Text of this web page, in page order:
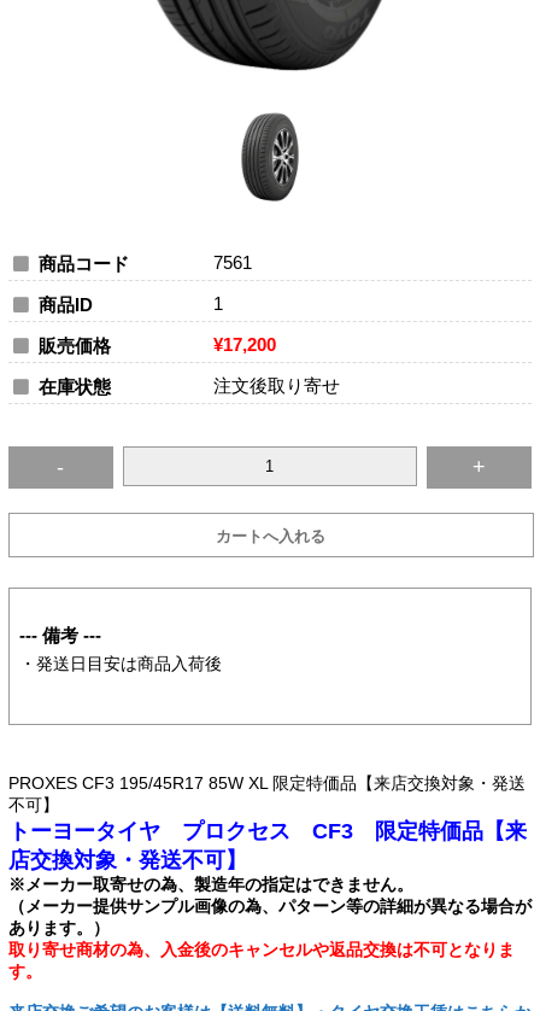
商品コード 7561
商品ID 1
販売価格 ¥17,200
在庫状態 注文後取り寄せ
--- 備考 ---
・発送日目安は商品入荷後
PROXES CF3 195/45R17 85W XL 限定特価品【来店交換対象・発送
不可】
トーヨータイヤ プロクセス CF3 限定特価品【来
店交換対象・発送不可】
※メーカー取寄せの為、製造年の指定はできません。
（メーカー提供サンプル画像の為、パターン等の詳細が異なる場合が
あります。）
取り寄せ商材の為、入金後のキャンセルや返品交換は不可となりま
す。